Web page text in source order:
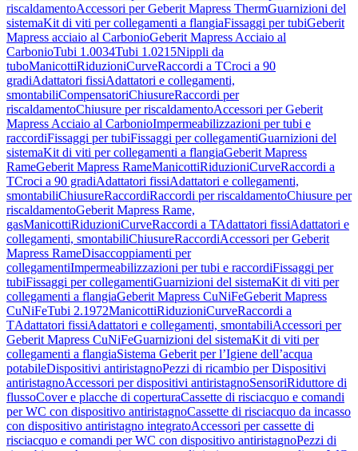
riscaldamentoAccessori per Geberit Mapress ThermGuarnizioni del
sistemaKit di viti per collegamenti a flangiaFissaggi per tubiGeberit
Mapress acciaio al CarbonioGeberit Mapress Acciaio al
CarbonioTubi 1.0034Tubi 1.0215Nippli da
tuboManicottiRiduzioniCurveRaccordi a TCroci a 90
gradiAdattatori fissiAdattatori e collegamenti,
smontabiliCompensatoriChiusureRaccordi per
riscaldamentoChiusure per riscaldamentoAccessori per Geberit
Mapress Acciaio al CarbonioImpermeabilizzazioni per tubi e
raccordiFissaggi per tubiFissaggi per collegamentiGuarnizioni del
sistemaKit di viti per collegamenti a flangiaGeberit Mapress
RameGeberit Mapress RameManicottiRiduzioniCurveRaccordi a
TCroci a 90 gradiAdattatori fissiAdattatori e collegamenti,
smontabiliChiusureRaccordiRaccordi per riscaldamentoChiusure per
riscaldamentoGeberit Mapress Rame,
gasManicottiRiduzioniCurveRaccordi a TAdattatori fissiAdattatori e
collegamenti, smontabiliChiusureRaccordiAccessori per Geberit
Mapress RameDisaccoppiamenti per
collegamentiImpermeabilizzazioni per tubi e raccordiFissaggi per
tubiFissaggi per collegamentiGuarnizioni del sistemaKit di viti per
collegamenti a flangiaGeberit Mapress CuNiFeGeberit Mapress
CuNiFeTubi 2.1972ManicottiRiduzioniCurveRaccordi a
TAdattatori fissiAdattatori e collegamenti, smontabiliAccessori per
Geberit Mapress CuNiFeGuarnizioni del sistemaKit di viti per
collegamenti a flangiaSistema Geberit per l’Igiene dell’acqua
potabileDispositivi antiristagnoPezzi di ricambio per Dispositivi
antiristagnoAccessori per dispositivi antiristagnoSensoriRiduttore di
flussoCover e placche di coperturaCassette di risciacquo e comandi
per WC con dispositivo antiristagnoCassette di risciacquo da incasso
con dispositivo antiristagno integratoAccessori per cassette di
risciacquo e comandi per WC con dispositivo antiristagnoPezzi di